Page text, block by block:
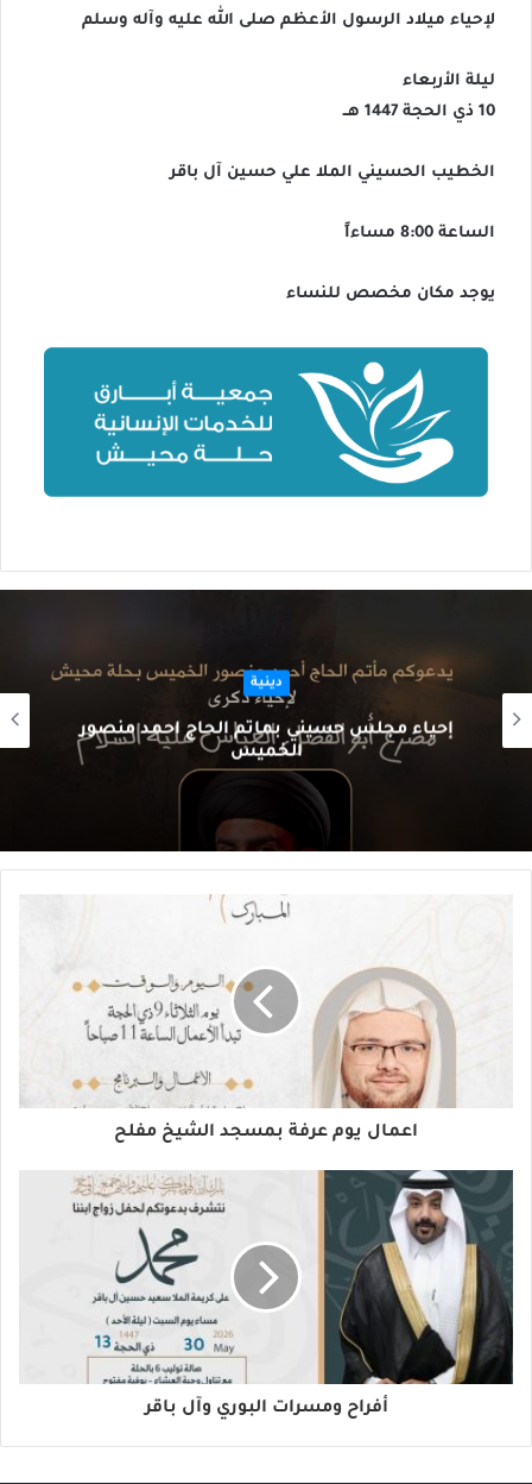
لإحياء ميلاد الرسول الأعظم صلى الله عليه وآله وسلم
ليلة الأربعاء
10 ذي الحجة 1447 هــ
الخطيب الحسيني الملا علي حسين آل باقر
الساعة 8:00 مساءاً
يوجد مكان مخصص للنساء
دينية
إحياء مجلس حسيني بمأتم الحاج أحمد منصور
الخميس
اعمال يوم عرفة بمسجد الشيخ مفلح
أفراح ومسرات البوري وآل باقر